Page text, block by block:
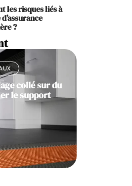
les risques liés à
d’assurance
?
collé sur du
le support